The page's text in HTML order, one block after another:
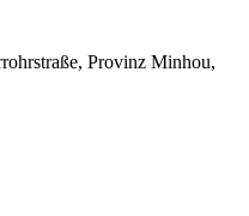
Provinz Minhou,